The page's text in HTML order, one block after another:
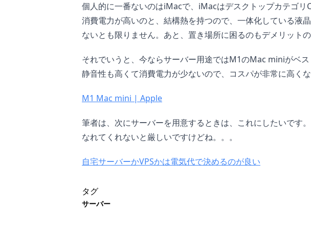
個人的に一番ないのはiMacで、iMacはデスクトップカテゴリ
消費電力が高いのと、結構熱を持つので、一体化している液
ないとも限りません。あと、置き場所に困るのもデメリットの
それでいうと、今ならサーバー用途ではM1のMac miniがベス
静音性も高くて消費電力が少ないので、コスパが非常に高くな
M1 Mac mini | Apple
筆者は、次にサーバーを用意するときは、これにしたいです
なれてくれないと厳しいですけどね。。。
自宅サーバーかVPSかは電気代で決めるのが良い
タグ
サーバー